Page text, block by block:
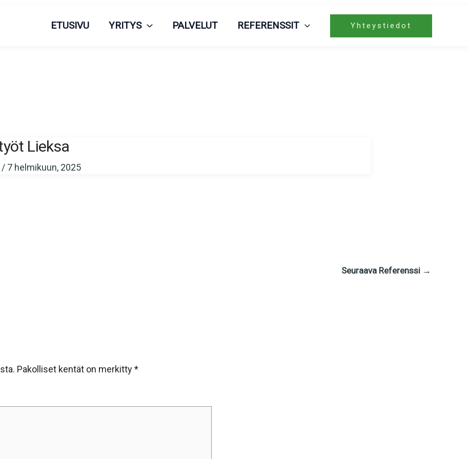
ETUSIVU YRITYS PALVELUT REFERENSSIT Yhteystiedot
Lieksa
/ 7 helmikuun, 2025
Seuraava Referenssi →
Pakolliset kentät on merkitty*